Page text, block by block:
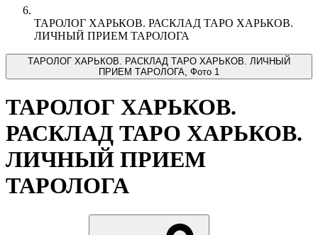
ТАРОЛОГ ХАРЬКОВ. РАСКЛАД ТАРО ХАРЬКОВ.
ЛИЧНЫЙ ПРИЕМ ТАРОЛОГА
ТАРОЛОГ ХАРЬКОВ. РАСКЛАД ТАРО ХАРЬКОВ. ЛИЧНЫЙ
ПРИЕМ ТАРОЛОГА, Фото 1
ТАРОЛОГ ХАРЬКОВ.
РАСКЛАД ТАРО ХАРЬКОВ.
ЛИЧНЫЙ ПРИЕМ
ТАРОЛОГА